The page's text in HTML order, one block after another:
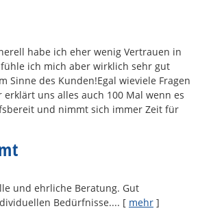
habe ich eher wenig Vertrauen in
ich mich aber wirklich sehr gut
Sinne des Kunden!Egal wieviele Fragen
uns alles auch 100 Mal wenn es
und nimmt sich immer Zeit für
und ehrliche Beratung. Gut
Bedürfnisse.... [ mehr ]